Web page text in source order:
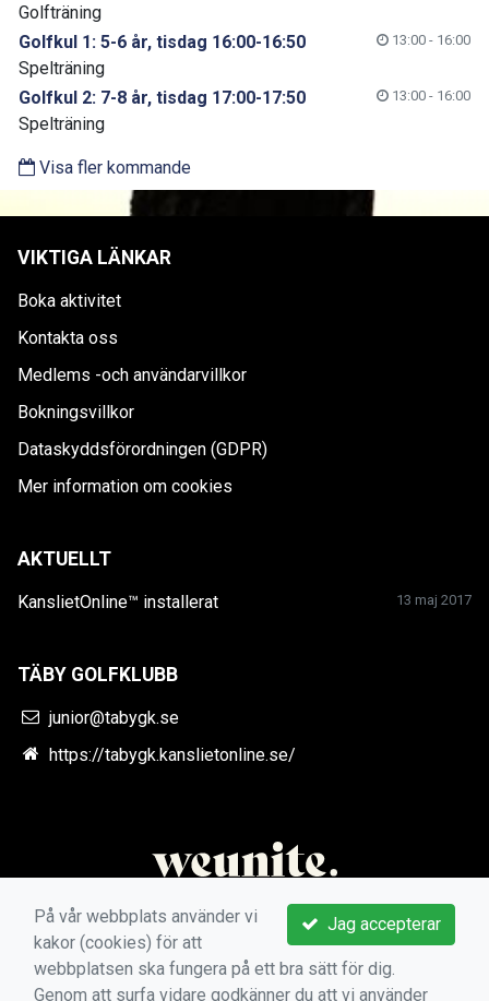
Golfträning
Golfkul 1: 5-6 år, tisdag 16:00-16:50
13:00 - 16:00
Spelträning
Golfkul 2: 7-8 år, tisdag 17:00-17:50
13:00 - 16:00
Spelträning
Visa fler kommande
VIKTIGA LÄNKAR
Boka aktivitet
Kontakta oss
Medlems -och användarvillkor
Bokningsvillkor
Dataskyddsförordningen (GDPR)
Mer information om cookies
AKTUELLT
KanslietOnline™ installerat 13 maj 2017
TÄBY GOLFKLUBB
junior@tabygk.se
https://tabygk.kanslietonline.se/
Jag accepterar
På vår webbplats använder vi
kakor (cookies) för att
webbplatsen ska fungera på ett bra sätt för dig.
Genom att surfa vidare godkänner du att vi använder